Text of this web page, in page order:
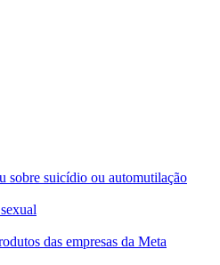
sobre suicídio ou automutilação
das empresas da Meta